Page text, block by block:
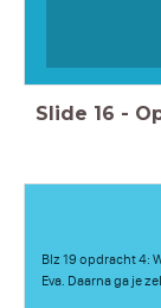
Slide 16 -
Blz 19 opdracht 4:
Eva. Daarna ga je